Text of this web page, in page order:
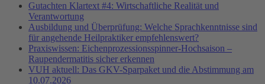
Gutachten Klartext #4: Wirtschaftliche Realität und
Verantwortung
Ausbildung und Überprüfung: Welche Sprachkenntnisse sind
für angehende Heilpraktiker empfehlenswert?
Praxiswissen: Eichenprozessionsspinner-Hochsaison –
Raupendermatitis sicher erkennen
VUH aktuell: Das GKV-Sparpaket und die Abstimmung am
10.07.2026